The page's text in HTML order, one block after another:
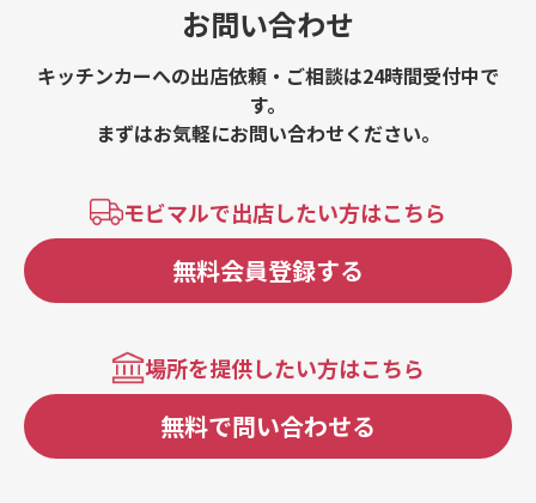
お問い合わせ
キッチンカーへの出店依頼・ご相談は24時間受付中で
す。
まずはお気軽にお問い合わせください。
モビマルで出店したい方はこちら
無料会員登録する
場所を提供したい方はこちら
無料で問い合わせる